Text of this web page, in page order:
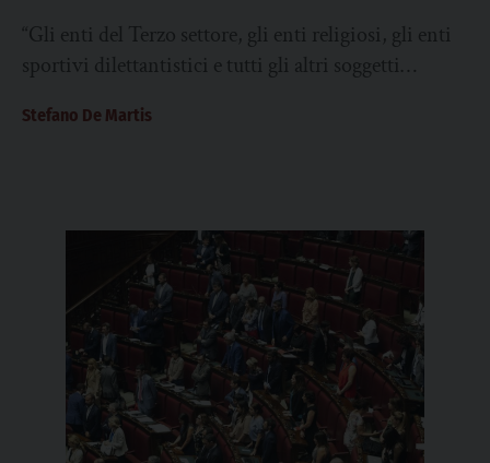
“Gli enti del Terzo settore, gli enti religiosi, gli enti
sportivi dilettantistici e tutti gli altri soggetti
Stefano De Martis